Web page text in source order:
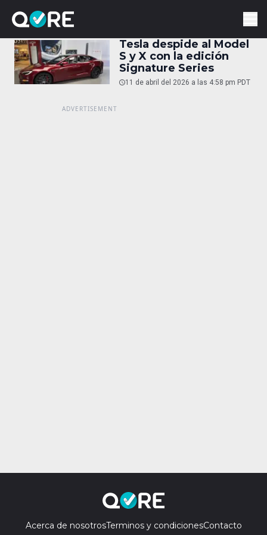
Tesla despide al Model
S y X con la edición
Signature Series
11 de abril del 2026 a las 4:58 pm PDT
Acerca de nosotrosTerminos y condicionesContacto